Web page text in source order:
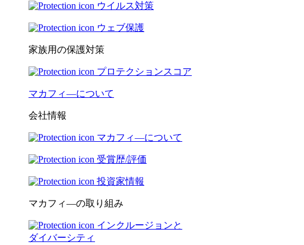
ウイルス対策
ウェブ保護
家族用の保護対策
プロテクションスコア
マカフィ―について
会社情報
マカフィ―について
受賞歴/評価
投資家情報
マカフィ―の取り組み
インクルージョンと
ダイバーシティ